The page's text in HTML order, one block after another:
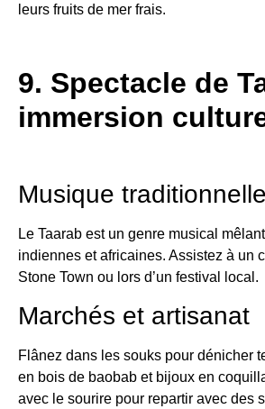
leurs fruits de mer frais.
9. Spectacle de
immersion
Musique
Le Taarab est un genre musical
indiennes et africaines. Assistez à un
Stone Town ou lors d’un festival local.
Marchés et artisanat
Flânez dans les souks pour dénicher
en bois de baobab et bijoux en
avec le sourire pour repartir avec des